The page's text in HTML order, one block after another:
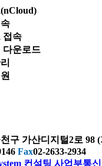
접속
다운로드
구 가산디지털2로 98
Fax02-2633-2934
컨설팅 사업부통